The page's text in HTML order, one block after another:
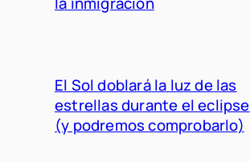
El Sol doblará la luz de las
estrellas durante el eclipse
(y podremos comprobarlo)